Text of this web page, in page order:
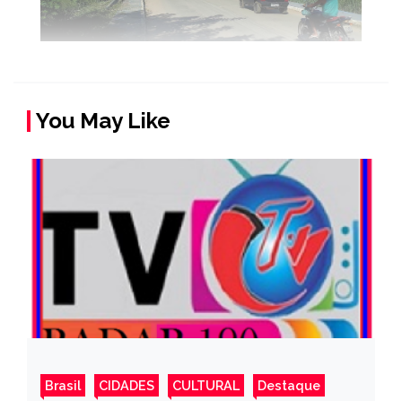
You May Like
Brasil CIDADES CULTURAL Destaque